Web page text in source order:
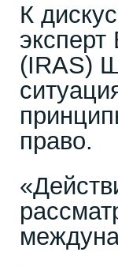
К
эксперт
(IRAS)
право.